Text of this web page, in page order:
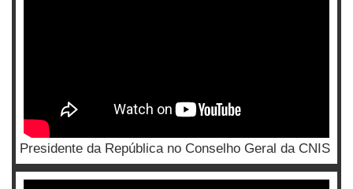
Presidente da República no Conselho Geral da CNIS